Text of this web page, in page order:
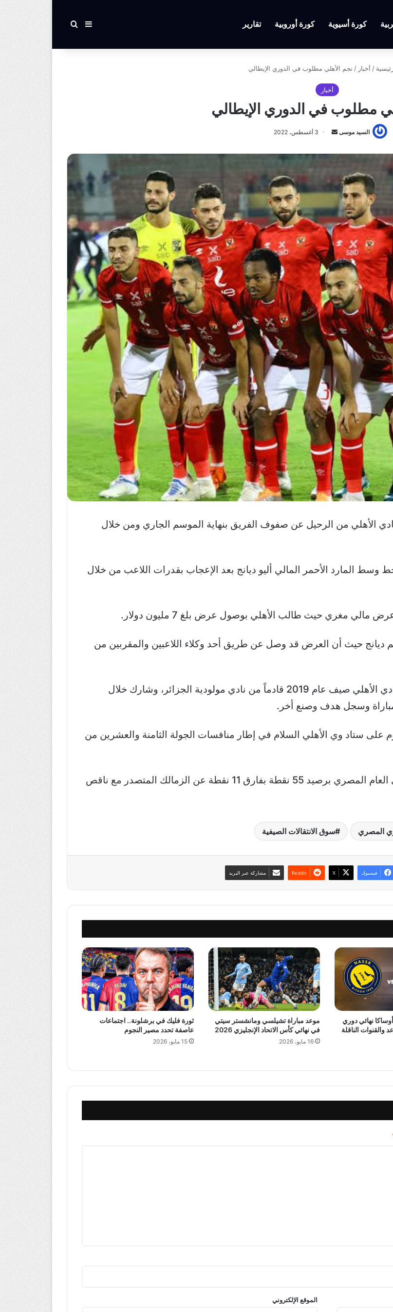
كورة أسيوية كورة أوروبية تقارير إضافة عمود جانبي
بحث عن
/ أخبار / نجم الأهلي مطلوب في الدوري الإيطالي
أخبار
مطلوب في الدوري الإيطالي
السيد موسى
أرسل
إلكترونيا
3 أغسطس، 2022
الأهلي من الرحيل عن صفوف الفريق بنهاية الموسم الجاري ومن خلال
وسط المارد الأحمر المالي أليو ديانج بعد الإعجاب بقدرات اللاعب من خلال
مغري حيث طالب الأهلي بوصول عرض بلغ 7 مليون دولار.
حيث أن العرض قد وصل عن طريق أحد وكلاء اللاعبين والمقربين من
وكان ديانج صاحب ال٢٤ عاماً قد انضم إلى النادي الأهلي صيف عام 2019 قادماً من نادي مولودية الجزائر، وشارك خلال
على ستاد وي الأهلي السلام في إطار منافسات الجولة الثامنة والعشرين من
ويحتل الأهلي المركز الثالث في ترتيب الدوري العام المصري برصيد 55 نقطة بفارق 11 نقطة عن الزمالك المتصدر مع ناقص
المصري سوق الانتقالات الصيفية
فيسبوك ‫X
‏Reddit مشاركة عبر البريد
نهائي دوري
موعد مباراة تشيلسي ومانشستر سيتي
في نهائي كأس الاتحاد الإنجليزي 2026
16 مايو، 2026
ثورة فليك في برشلونة.. اجتماعات
عاصفة تحدد مصير النجوم
15 مايو، 2026
الموقع الإلكتروني